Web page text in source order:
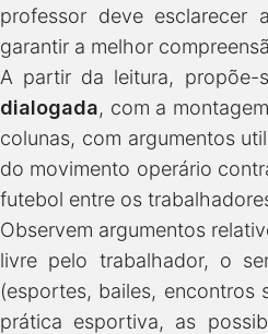
professor deve esclarecer
garantir a melhor
A partir da leitura, propõe-
dialogada, com a
colunas, com argumentos
do movimento operário
futebol entre os
Observem argumentos
livre pelo trabalhador, o
(esportes, bailes, encontros
prática esportiva, as